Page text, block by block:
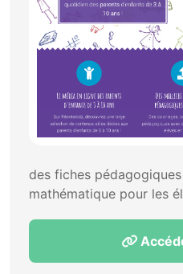
des fiches
mathématique pour les